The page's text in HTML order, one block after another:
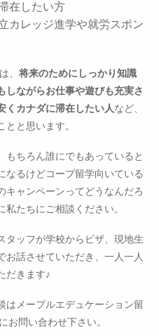
在したい方
カレッジ進学や就労スポン
、 将来のためにしっかり知識
しながらお仕事や遊びも充実さ
くカナダに滞在したい人など、
と思います。
もちろん誰にでもあっていると
なるけどコープ留学向いている
キャンペーンってどうなんだろ
たちにご相談ください。
タッフが学校からビザ、現地生
お話させていただき、一人一人
だきます♪
はメープルエデュケーション留
お問い合わせ下さい。